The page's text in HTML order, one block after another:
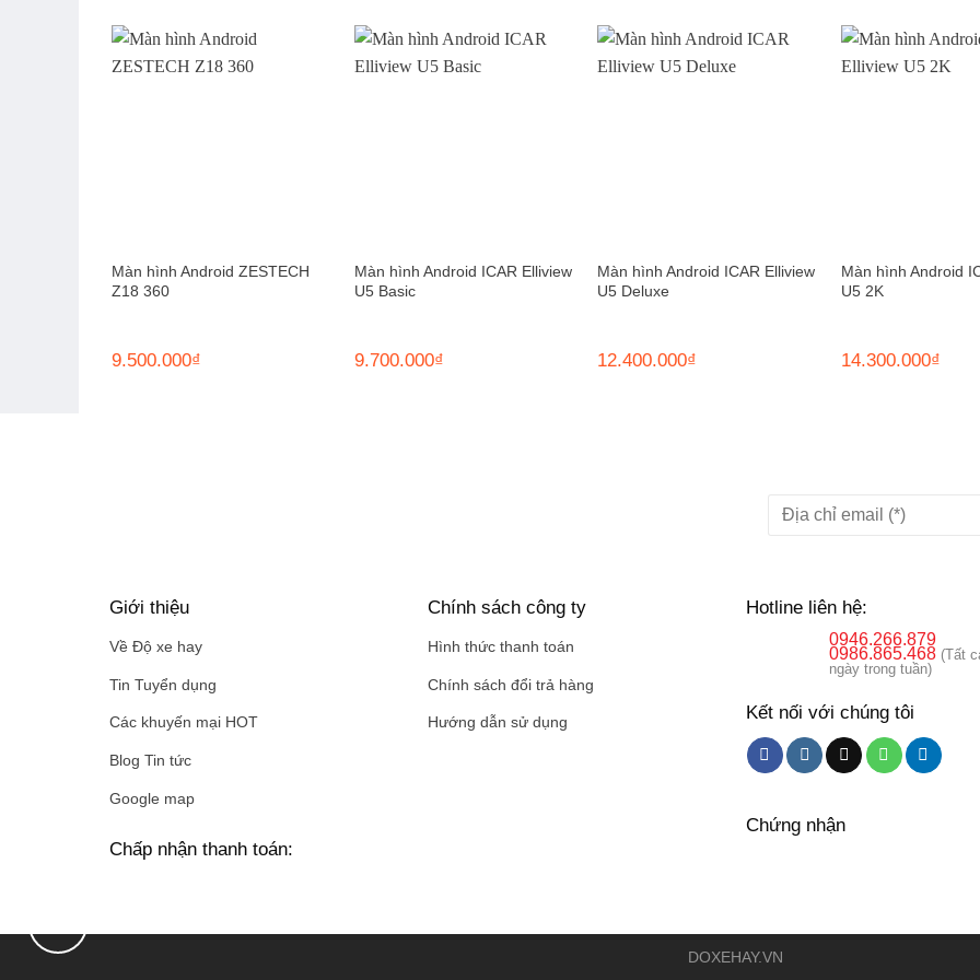
Màn hình Android ZESTECH
Z18 360
9.500.000₫
Màn hình Android ICAR Elliview
U5 Basic
9.700.000₫
Màn hình Android ICAR Elliview
U5 Deluxe
12.400.000₫
Màn hình Android
U5 2K
14.300.000₫
Giới thiệu
Về Độ xe hay
Tin Tuyển dụng
Các khuyến mại HOT
Blog Tin tức
Google map
Chính sách công ty
Hình thức thanh toán
Chính sách đổi trả hàng
Hướng dẫn sử dụng
Chấp nhận thanh toán:
Hotline liên hệ:
0946.266.879
0986.865.468 (Tất
ngày trong tuần)
Kết nối với chúng tôi
Chứng nhận
DOXEHAY.VN